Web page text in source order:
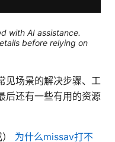
with AI assistance.
before relying on
见场景的解决步骤、工
后还有一些有用的资源
为什么missav打不